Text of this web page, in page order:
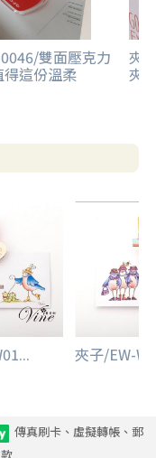
雙面壓克力
這份溫柔
夾
夾-
夾子/EW-
傳真刷卡、虛擬轉帳、郵